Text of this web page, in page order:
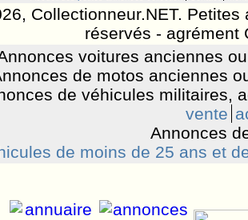
Collectionneur.NET.
réservés - agrément
voitures anciennes
de motos anciennes
de véhicules militaires,
vente
Annonces
de moins de 25 ans et